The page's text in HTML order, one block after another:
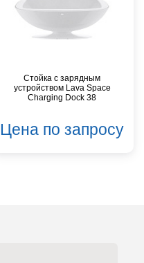
Стойка c зарядным
устройством Lava Space
Charging Dock 38
Цена по запросу